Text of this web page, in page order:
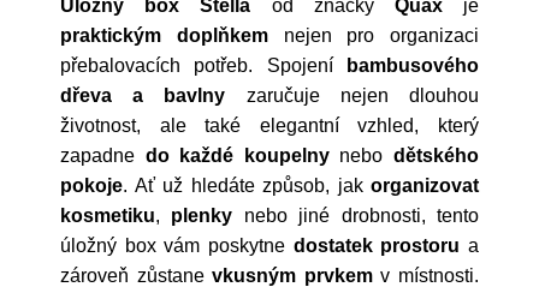
Úložný box Stella od značkyQuaxje
praktickým doplňkemnejen pro organizaci
přebalovacích potřeb. Spojení
bambusového
dřeva a bavlny zaručuje nejen dlouhou
životnost, ale také elegantní vzhled, který
zapadne do každé koupelnynebodětského
pokoje. Ať už hledáte způsob, jak organizovat
kosmetiku, plenky nebo jiné drobnosti, tento
úložný box vám poskytne dostatek prostoru a
zároveň zůstanevkusným prvkemv místnosti.